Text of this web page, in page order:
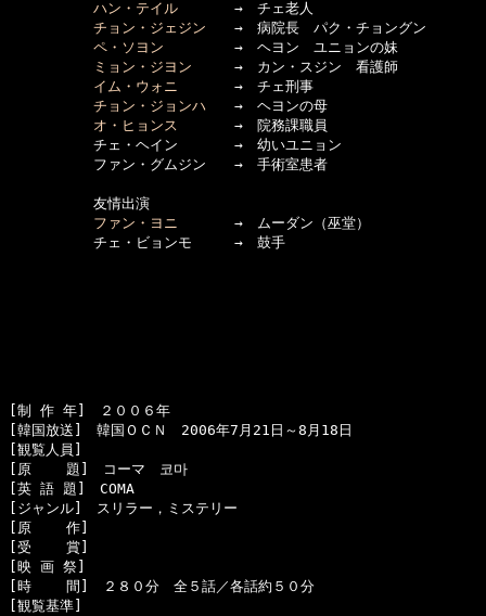
ハン・テイル →　チェ老人
チョン・ジェジン →　病院長　パク・チョングン
ペ・ソヨン →　ヘヨン　ユニョンの妹
ミョン・ジヨン →　カン・スジン　看護師
イム・ウォニ →　チェ刑事
チョン・ジョンハ →　ヘヨンの母
オ・ヒョンス →　院務課職員
チェ・ヘイン　　　　→　幼いユニョン
ファン・グムジン　　→　手術室患者
友情出演
ファン・ヨニ →　ムーダン（巫堂）
[制 作 年]　２００６年
[韓国放送]　韓国ＯＣＮ　2006年7月21日～8月18日
[観覧人員]
[原    題]　コーマ　코마
[英 語 題]　COMA
[ジャンル]　スリラー，ミステリー
[原    作]
[受    賞]
[映 画 祭]
[時    間]　２８０分　全５話／各話約５０分
[観覧基準]